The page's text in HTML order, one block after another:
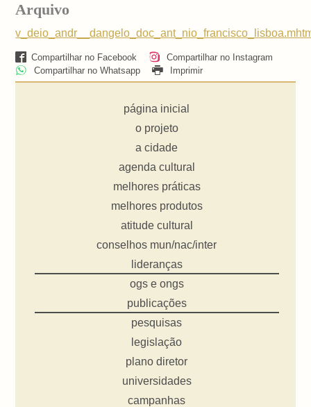
Arquivo
Compartilhar no Facebook
Compartilhar no Instagram
Compartilhar no Whatsapp
Imprimir
página inicial
o projeto
a cidade
agenda cultural
melhores práticas
melhores produtos
atitude cultural
conselhos mun/nac/inter
lideranças
ogs e ongs
publicações
pesquisas
legislação
plano diretor
universidades
campanhas